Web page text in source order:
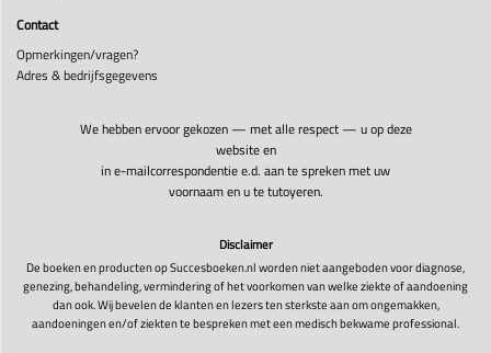
Contact
Opmerkingen/vragen?
Adres & bedrijfsgegevens
We hebben ervoor gekozen — met alle respect — u op deze
website en
in e-mailcorrespondentie e.d. aan te spreken met uw
voornaam en u te tutoyeren.
Disclaimer
De boeken en producten op Succesboeken.nl worden niet aangeboden voor diagnose,
genezing, behandeling, vermindering of het voorkomen van welke ziekte of aandoening
dan ook. Wij bevelen de klanten en lezers ten sterkste aan om ongemakken,
aandoeningen en/of ziekten te bespreken met een medisch bekwame professional.